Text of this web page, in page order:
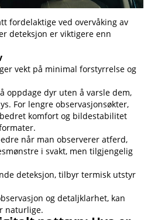
fordelaktige ved overvåking av
deteksjon er viktigere enn
vekt på minimal forstyrrelse og
oppdage dyr uten å varsle dem,
For lengre observasjonsøkter,
komfort og bildestabilitet
når man observerer atferd,
i svakt, men tilgjengelig
deteksjon, tilbyr termisk utstyr
og detaljklarhet, kan
naturlige.